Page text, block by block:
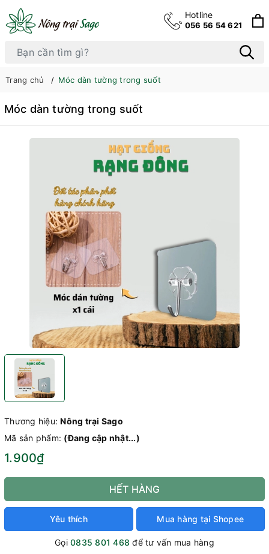
Hotline
056 56 54 621
Trang chủ Móc dàn tường trong suốt
Móc dàn tường trong suốt
Thương hiệu:Nông trại Sago
Mã sản phẩm: (Đang cập nhật...)
1.900₫
HẾT HÀNG
Yêu thích Mua hàng tại Shopee
Gọi0835 801 468 để tư vấn mua hàng